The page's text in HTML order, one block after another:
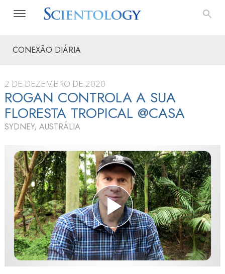
CONEXÃO DIÁRIA
2 DE DEZEMBRO DE 2020
ROGAN CONTROLA A SUA
FLORESTA TROPICAL @CASA
SYDNEY, AUSTRÁLIA